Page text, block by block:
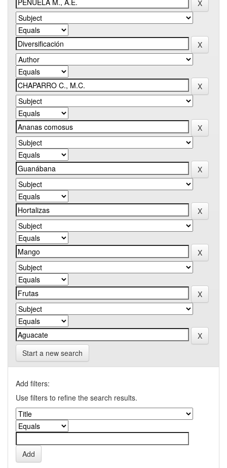
Start a new search
Add filters:
Use filters to refine the search results.